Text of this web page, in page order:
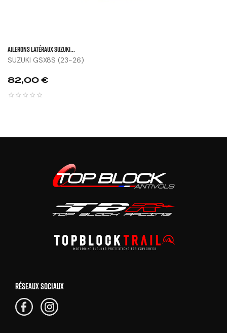
Ailerons Latéraux SUZUKI...
SUZUKI GSX8S (23-26)
Prix
82,00 €
RÉSEAUX SOCIAUX